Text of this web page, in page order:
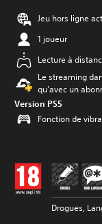
Jeu hors ligne
1 joueur
Lecture à
Le streaming
qu'avec un
Version PS5
Fonction de
Drogues,